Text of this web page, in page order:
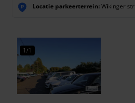
P Locatie parkeerterrein:Wikinger
1/1